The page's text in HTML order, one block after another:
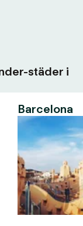
städer i
Barcelona